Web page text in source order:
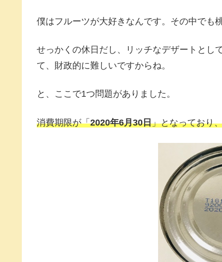
僕はフルーツが大好きなんです。その中でも
せっかくの休日だし、リッチなデザートとし
て、財政的に難しいですからね。
と、ここで1つ問題がありました。
消費期限が「2020年6月30日」となっており